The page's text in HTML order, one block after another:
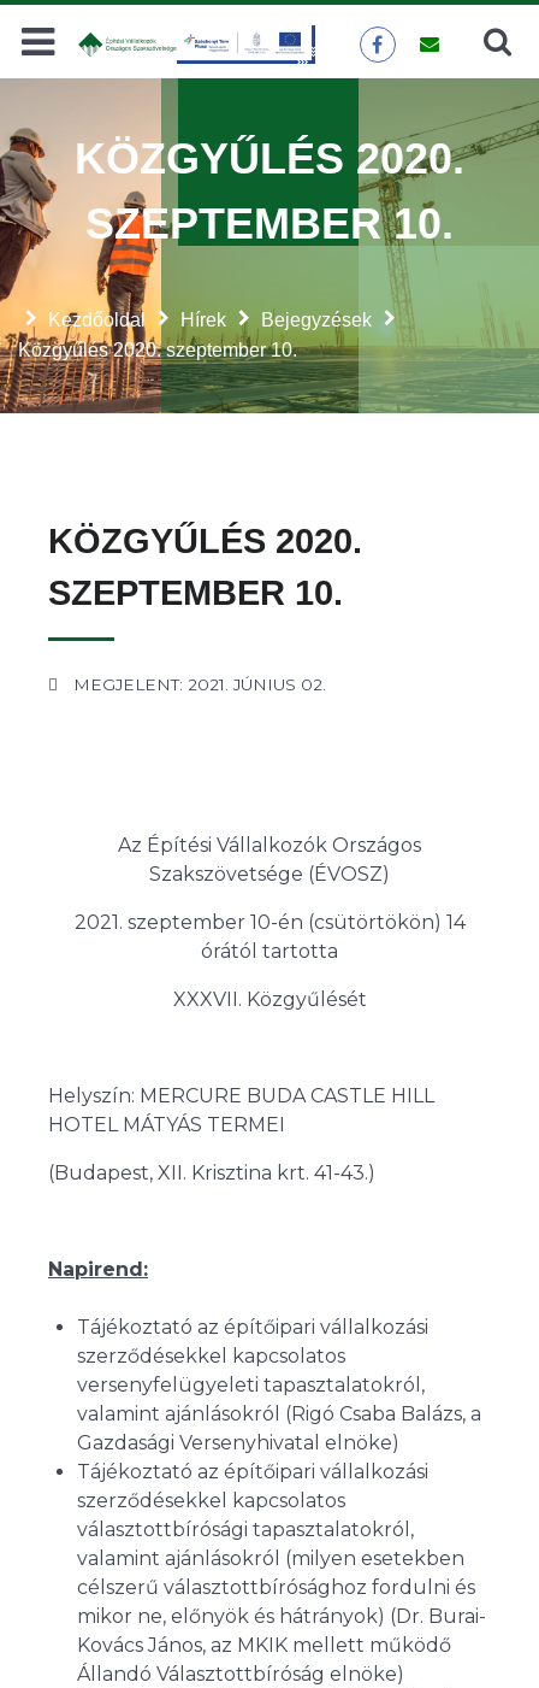
Keresés
Kezdőoldal Hírek
Bejegyzések
Közgyűlés 2020. szeptember 10.
KÖZGYŰLÉS 2020.
SZEPTEMBER 10.
KÖZGYŰLÉS 2020.
SZEPTEMBER 10.
MEGJELENT: 2021. JÚNIUS 02.
Az Építési Vállalkozók Országos
Szakszövetsége (ÉVOSZ)
2021. szeptember 10-én (csütörtökön) 14
órától tartotta
XXXVII. Közgyűlését
Helyszín: MERCURE BUDA CASTLE HILL
HOTEL MÁTYÁS TERMEI
(Budapest, XII. Krisztina krt. 41-43.)
Napirend:
Tájékoztató az építőipari vállalkozási
szerződésekkel kapcsolatos
versenyfelügyeleti tapasztalatokról,
valamint ajánlásokról (Rigó Csaba Balázs, a
Gazdasági Versenyhivatal elnöke)
Tájékoztató az építőipari vállalkozási
szerződésekkel kapcsolatos
választottbírósági tapasztalatokról,
valamint ajánlásokról (milyen esetekben
célszerű választottbírósághoz fordulni és
mikor ne, előnyök és hátrányok) (Dr. Burai-
Kovács János, az MKIK mellett működő
Állandó Választottbíróság elnöke)